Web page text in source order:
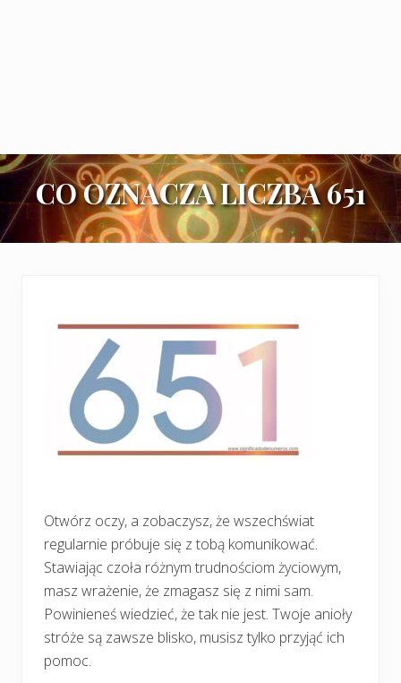
CO OZNACZA LICZBA 651
Otwórz oczy, a zobaczysz, że wszechświat
regularnie próbuje się z tobą komunikować.
Stawiając czoła różnym trudnościom życiowym,
masz wrażenie, że zmagasz się z nimi sam.
Powinieneś wiedzieć, że tak nie jest. Twoje anioły
stróże są zawsze blisko, musisz tylko przyjąć ich
pomoc.